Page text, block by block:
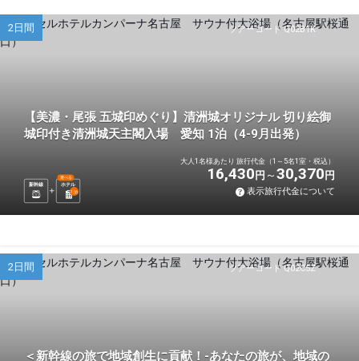
ツアーコード Q02B1K
2日間
【美濃・尾張 五城印めぐり】清洲城オリジナル 切り絵御
城印付き清洲城天主閣入場 愛知 1泊（4-9月出発）
新幹線 ホテル
選べる
1 泊
大人1名様あたり 旅行代金（1～5名1室・税込）
16,430 円 30,370 円
表示旅行代金について
ツアーコード Q02C5Z
2日間
＜新幹線の旅で地域創生に貢献！-あなたの旅が、地域の